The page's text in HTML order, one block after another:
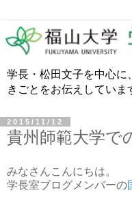
学長・松田文子を中心に
きごとをお伝えしていま
2015/11/12
貴州師範大学で
みなさんこんにちは。
学長室ブログメンバーの